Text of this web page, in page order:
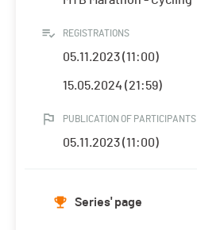
REGISTRATIONS
05.11.2023 (11:00)
15.05.2024 (21:59)
PUBLICATION OF PARTICIPANTS
05.11.2023 (11:00)
Series' page